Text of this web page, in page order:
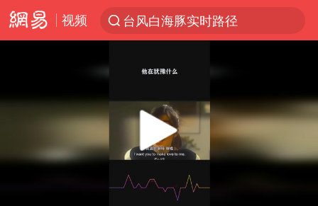
视频
台风白海豚实时路径
沙特土耳其巴基斯坦签署共同防务协议
中医教你一招提升气血
全球首个长时储能一体化产业园量产